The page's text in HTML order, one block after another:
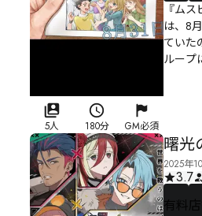
5人 180分 GM必須
『ム
は、8
ていた
ループ
曙光
2025年
3.7
有料